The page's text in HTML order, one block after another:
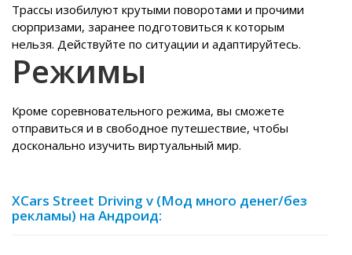
Трассы изобилуют крутыми поворотами и прочими
сюрпризами, заранее подготовиться к которым
нельзя. Действуйте по ситуации и адаптируйтесь.
Режимы
Кроме соревновательного режима, вы сможете
отправиться и в свободное путешествие, чтобы
досконально изучить виртуальный мир.
XCars Street Driving v (Мод много денег/без
рекламы) на Андроид: